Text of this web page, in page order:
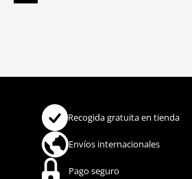
Recogida gratuita en tienda
Envíos internacionales
Pago seguro